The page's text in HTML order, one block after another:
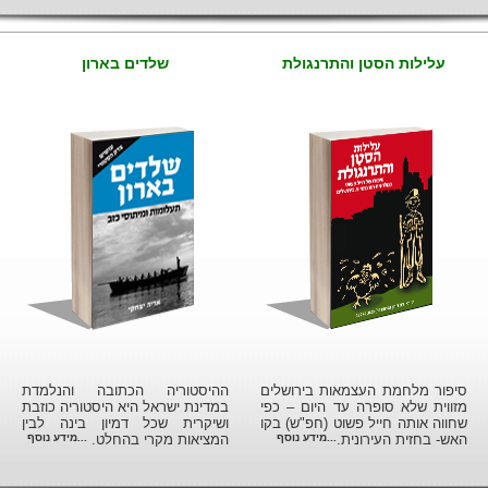
עלילות הסטן והתרנגולת
סיפור מלחמת העצמאות בירושלים
מזווית שלא סופרה עד היום – כפי
שחווה אותה חייל פשוט (חפ"ש) בקו
האש- בחזית העירונית. ...מידע נוסף
שלדים בארון
ההיסטוריה הכתובה והנלמדת
במדינת ישראל היא היסטוריה כוזבת
ושיקרית שכל דמיון בינה לבין
המציאות מקרי בהחלט.
...מידע נוסף